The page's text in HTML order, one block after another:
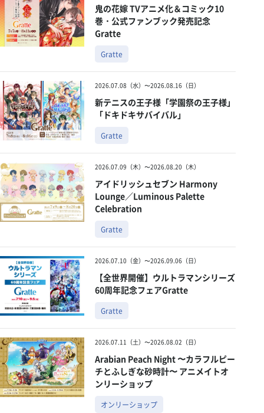
鬼の花嫁 TVアニメ化＆コミック10
巻・公式ファンブック発売記念
Gratte
Gratte
2026.07.08（水）〜2026.08.16（日）
新テニスの王子様「学園祭の王子様」
「ドキドキサバイバル」
Gratte
2026.07.09（木）〜2026.08.20（木）
アイドリッシュセブン Harmony
Lounge／Luminous Palette
Celebration
Gratte
2026.07.10（金）〜2026.09.06（日）
【全世界開催】ウルトラマンシリーズ
60周年記念フェアGratte
Gratte
2026.07.11（土）〜2026.08.02（日）
Arabian Peach Night 〜カラフルピー
チとふしぎな砂時計〜 アニメイトオ
ンリーショップ
オンリーショップ